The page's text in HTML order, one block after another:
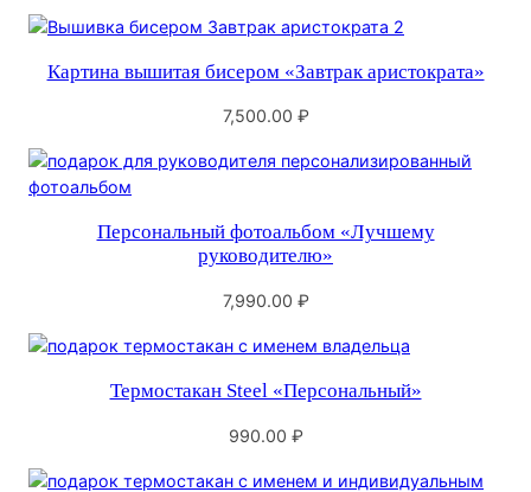
Картина вышитая бисером «Завтрак аристократа»
7,500.00 ₽
Персональный фотоальбом «Лучшему
руководителю»
7,990.00 ₽
Термостакан Steel «Персональный»
990.00 ₽